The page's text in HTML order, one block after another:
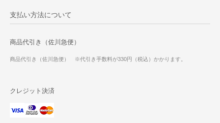
支払い方法について
商品代引き（佐川急便）
商品代引き（佐川急便） ※代引き手数料が330円（税込）かかります。
クレジット決済